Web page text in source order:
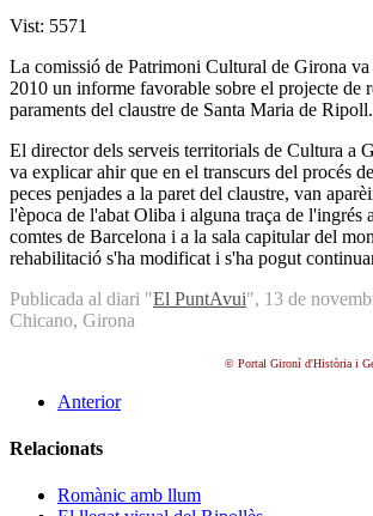
Vist: 5571
La comissió de Patrimoni Cultural de Girona va
2010 un informe favorable sobre el projecte de
paraments del claustre de Santa Maria de Ripoll.
El director dels serveis territorials de Cultura a
va explicar ahir que en el transcurs del procés
peces penjades a la paret del claustre, van
l'època de l'abat Oliba i alguna traça de l'ingrés
comtes de Barcelona i a la sala capitular del
rehabilitació s'ha modificat i s'ha pogut
Publicada al diari "El PuntAvui", 13 de
Chicano, Girona
© Portal Gironí d'Història i
Anterior
Relacionats
Romànic amb llum